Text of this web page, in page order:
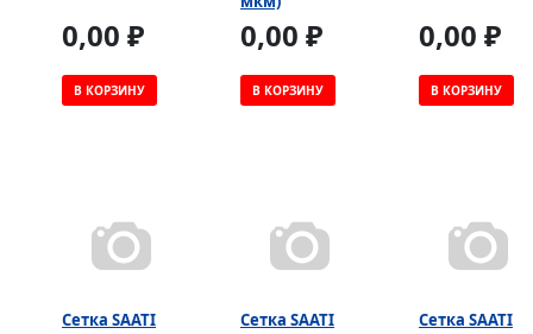
0,00 ₽
В КОРЗИНУ
0,00 ₽
В КОРЗИНУ
0,00 ₽
В КОРЗИНУ
Сетка SAATI
Сетка SAATI
Сетка SAATI